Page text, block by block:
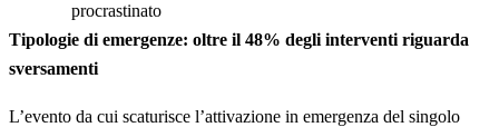
procrastinato
Tipologie di emergenze: oltre il 48% degli interventi riguarda
sversamenti
L’evento da cui scaturisce l’attivazione in emergenza del singolo